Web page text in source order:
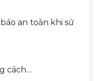
an toàn khi sử
cách…